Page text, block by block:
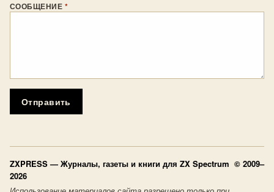
СООБЩЕНИЕ *
Отправить
ZXPRESS — Журналы, газеты и книги для ZX Spectrum © 2009–
2026